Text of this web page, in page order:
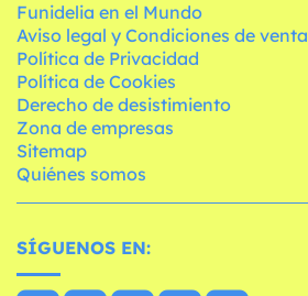
Funidelia en el Mundo
Aviso legal y Condiciones de venta
Política de Privacidad
Política de Cookies
Derecho de desistimiento
Zona de empresas
Sitemap
Quiénes somos
SÍGUENOS EN: